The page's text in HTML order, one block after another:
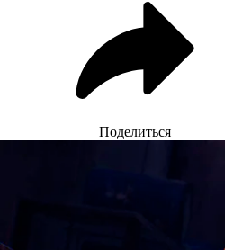
Поделиться